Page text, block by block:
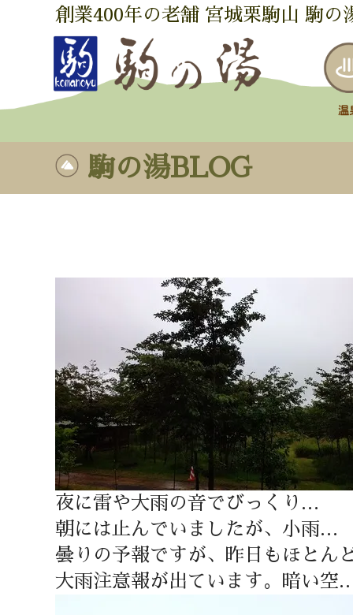
創業400年の老舗 宮城栗駒山 駒の
駒の湯BLOG
夜に雷や大雨の音でびっくり…
朝には止んでいましたが、小雨…
曇りの予報ですが、昨日もほとん
大雨注意報が出ています。暗い